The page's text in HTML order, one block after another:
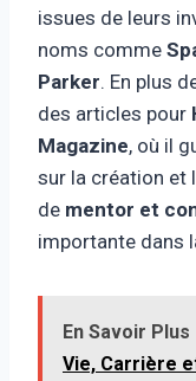
issues de leurs
noms comme
Parker. En plus
des articles pour
Magazine, où il
sur la création et
de mentor et
importante dans
En Savoir Plus
Vie, Carrière